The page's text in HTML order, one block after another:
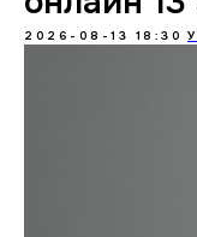
2026-08-13 18:30